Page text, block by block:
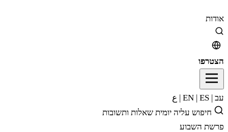
אודות
הצטרפו
עב |
| ES
| ع
חיפוש עליה יומית שאלות ותשובות
פרשת השבוע